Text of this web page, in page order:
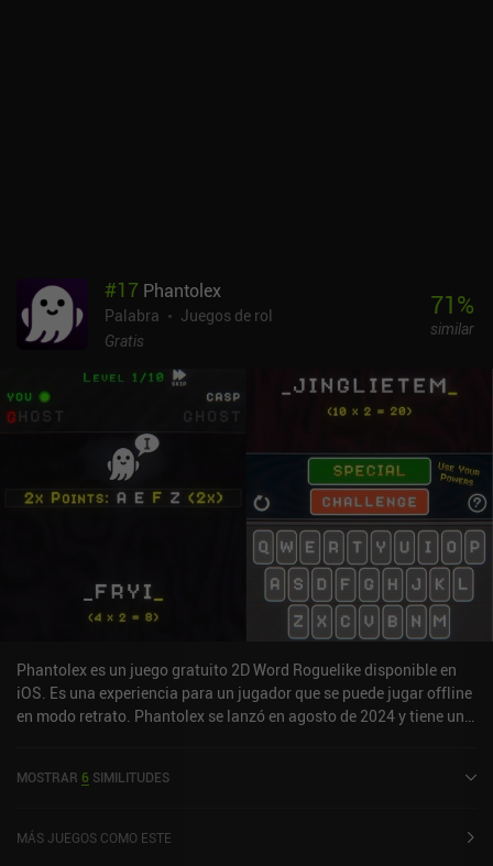
y los juegos de palabras con su modo de juego único de
"descifrar".
#17 Phantolex
Palabra
Juegos de rol
Gratis
71%
similar
Phantolex es un juego gratuito 2D Word Roguelike disponible en
iOS. Es una experiencia para un jugador que se puede jugar offline
en modo retrato. Phantolex se lanzó en agosto de 2024 y tiene una
MOSTRAR 6 SIMILITUDES
MÁS JUEGOS COMO ESTE